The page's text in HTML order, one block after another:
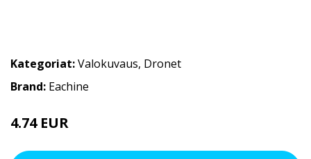
Kategoriat:Valokuvaus, Dronet
Brand: Eachine
4.74 EUR